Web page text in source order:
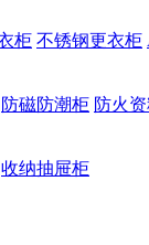
柜 不锈钢更衣柜
防磁防潮柜 防火
收纳抽屉柜